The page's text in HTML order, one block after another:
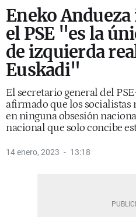
Eneko
el PSE "es la
de izquierda
Euskadi"
El secretario general del
afirmado que los socialistas
en ninguna obsesión
nacional que solo concibe
14 enero, 2023 13:18